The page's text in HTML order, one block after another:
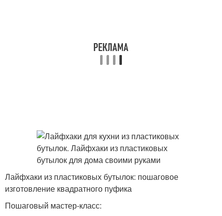
Лайфхаки из пластиковых бутылок: пошаговое
изготовление квадратного пуфика
Пошаговый мастер-класс: